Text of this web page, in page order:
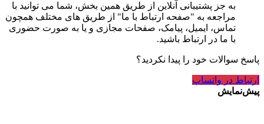
به جز پشتیبانی آنلاین از طریق همین بخش، شما می توانید با
مراجعه به "صفحه ارتباط با ما" از طریق های مختلف همچون
تماس، ایمیل، پیامک، صفحات مجازی و یا به صورت حضوری
با ما در ارتباط باشید.
پاسخ سوالات خود را پیدا نکردید؟
ارتباط در واتساپ
پیش‌نمایش